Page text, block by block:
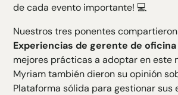
de cada evento importante! 💻
Nuestros tres ponentes
Experiencias de gerente de oficina
mejores prácticas a adoptar en este
Myriam también dieron su opinión
Plataforma sólida para gestionar sus